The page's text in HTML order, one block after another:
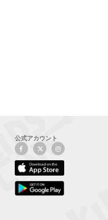
公式アカウント